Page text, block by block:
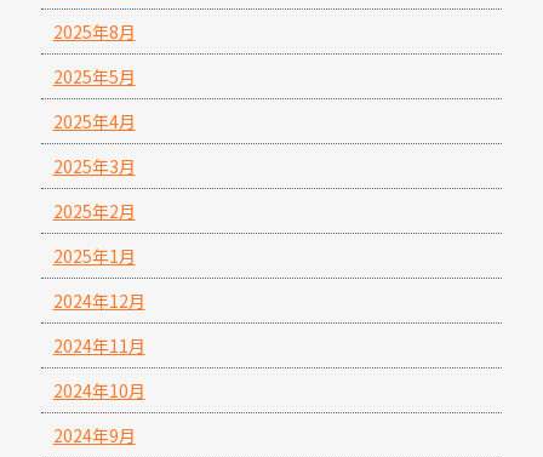
2025年8月
2025年5月
2025年4月
2025年3月
2025年2月
2025年1月
2024年12月
2024年11月
2024年10月
2024年9月